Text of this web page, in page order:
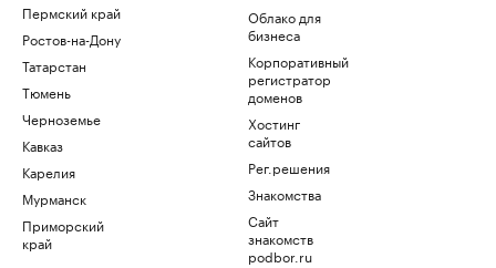
Пермский край
Ростов-на-Дону
Татарстан
Тюмень
Черноземье
Кавказ
Карелия
Мурманск
Приморский
край
Облако для
бизнеса
Корпоративный
регистратор
доменов
Хостинг
сайтов
Рег.решения
Знакомства
Сайт
знакомств
podbor.ru